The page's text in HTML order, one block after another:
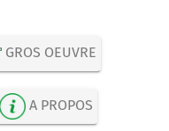
GROS OEUVRE
A PROPOS